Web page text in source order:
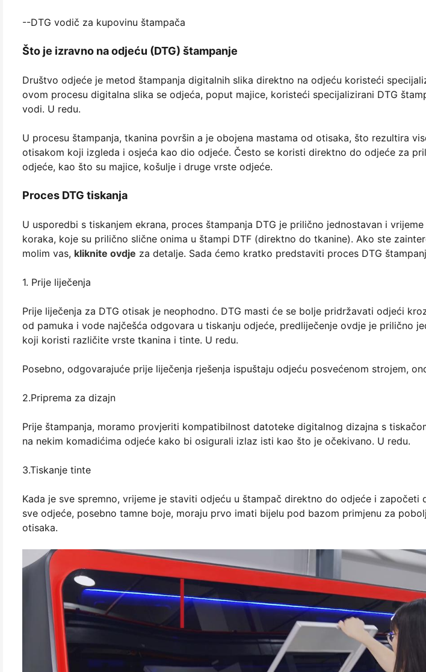
--DTG vodič za kupovinu štampača
Što je izravno na odjeću (DTG) štampanje
Društvo odjeće je metod štampanja digitalnih slika direktno na odjeću koristeći
ovom procesu digitalna slika se odjeća, poput majice, koristeći specijalizirani DTG
vodi. U redu.
U procesu štampanja, tkanina površin a je obojena mastama od otisaka, što rezultira
otisakom koji izgleda i osjeća kao dio odjeće. Često se koristi direktno do odjeće za
odjeće, kao što su majice, košulje i druge vrste odjeće.
Proces DTG tiskanja
U usporedbi s tiskanjem ekrana, proces štampanja DTG je prilično jednostavan i
koraka, koje su prilično slične onima u štampi DTF (direktno do tkanine). Ako ste
molim vas, kliknite ovdje za detalje. Sada ćemo kratko predstaviti proces DTG
1. Prije liječenja
Prije liječenja za DTG otisak je neophodno. DTG masti će se bolje pridržavati odjeći
od pamuka i vode najčešća odgovara u tiskanju odjeće, predliječenje ovdje je prilično
koji koristi različite vrste tkanina i tinte. U redu.
Posebno, odgovarajuće prije liječenja rješenja ispuštaju odjeću posvećenom strojem,
2.Priprema za dizajn
Prije štampanja, moramo provjeriti kompatibilnost datoteke digitalnog dizajna s
na nekim komadićima odjeće kako bi osigurali izlaz isti kao što je očekivano. U redu.
3.Tiskanje tinte
Kada je sve spremno, vrijeme je staviti odjeću u štampač direktno do odjeće i započeti
sve odjeće, posebno tamne boje, moraju prvo imati bijelu pod bazom primjenu za
otisaka.